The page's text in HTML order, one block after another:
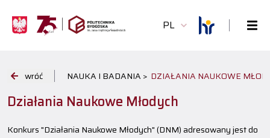
PL
wróć NAUKA I BADANIA > DZIAŁANIA NAUKOWE
Działania Naukowe Młodych
Konkurs "Działania Naukowe Młodych" (DNM) adresowany jest do